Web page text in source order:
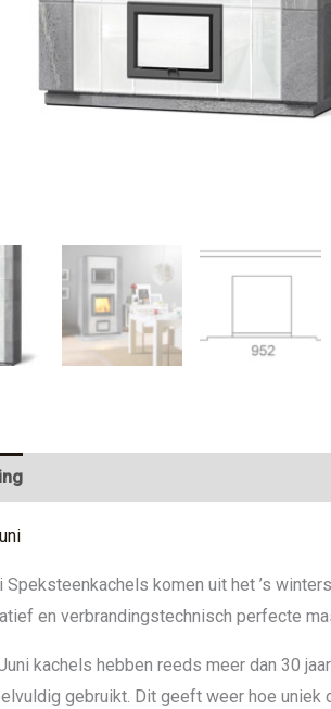
Speksteenkachels komen uit het ’s
en verbrandingstechnisch perfecte
kachels hebben reeds meer dan 30
gebruikt. Dit geeft weer hoe uniek